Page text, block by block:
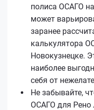
полиса ОСАГО
может
заранее
калькулятора
Новокузнецке.
наиболее
себя от
Не забывайте,
ОСАГО для Рено